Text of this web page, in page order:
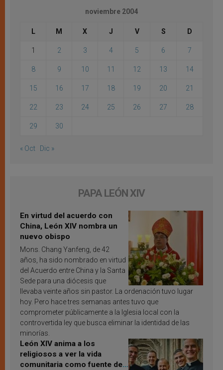
noviembre 2004
L M X J V S D
1 2 3 4 5 6 7
8 9 10 11 12 13 14
15 16 17 18 19 20 21
22 23 24 25 26 27 28
29 30
« Oct Dic »
PAPA LEÓN XIV
En virtud del acuerdo con
China, León XIV nombra un
nuevo obispo
Mons. Chang Yanfeng, de 42
años, ha sido nombrado en virtud
del Acuerdo entre China y la Santa
Sede para una diócesis que
llevaba veinte años sin pastor. La ordenación tuvo lugar
hoy. Pero hace tres semanas antes tuvo que
comprometer públicamente a la Iglesia local con la
controvertida ley que busca eliminar la identidad de las
minorías.
León XIV anima a los
religiosos a ver la vida
comunitaria como fuente de